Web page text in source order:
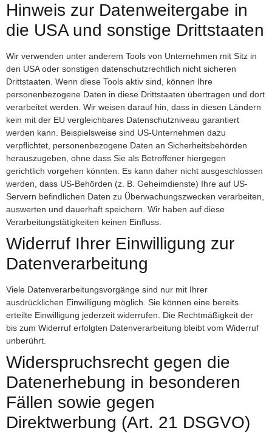
Hinweis zur Datenweitergabe in
die USA und sonstige Drittstaaten
Wir verwenden unter anderem Tools von Unternehmen mit Sitz in
den USA oder sonstigen datenschutzrechtlich nicht sicheren
Drittstaaten. Wenn diese Tools aktiv sind, können Ihre
personenbezogene Daten in diese Drittstaaten übertragen und dort
verarbeitet werden. Wir weisen darauf hin, dass in diesen Ländern
kein mit der EU vergleichbares Datenschutzniveau garantiert
werden kann. Beispielsweise sind US-Unternehmen dazu
verpflichtet, personenbezogene Daten an Sicherheitsbehörden
herauszugeben, ohne dass Sie als Betroffener hiergegen
gerichtlich vorgehen könnten. Es kann daher nicht ausgeschlossen
werden, dass US-Behörden (z. B. Geheimdienste) Ihre auf US-
Servern befindlichen Daten zu Überwachungszwecken verarbeiten,
auswerten und dauerhaft speichern. Wir haben auf diese
Verarbeitungstätigkeiten keinen Einfluss.
Widerruf Ihrer Einwilligung zur
Datenverarbeitung
Viele Datenverarbeitungsvorgänge sind nur mit Ihrer
ausdrücklichen Einwilligung möglich. Sie können eine bereits
erteilte Einwilligung jederzeit widerrufen. Die Rechtmäßigkeit der
bis zum Widerruf erfolgten Datenverarbeitung bleibt vom Widerruf
unberührt.
Widerspruchsrecht gegen die
Datenerhebung in besonderen
Fällen sowie gegen
Direktwerbung (Art. 21 DSGVO)